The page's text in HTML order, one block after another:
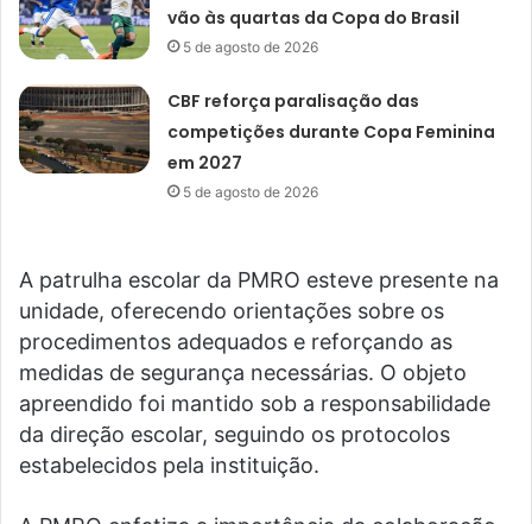
vão às quartas da Copa do Brasil
5 de agosto de 2026
CBF reforça paralisação das
competições durante Copa Feminina
em 2027
5 de agosto de 2026
A patrulha escolar da PMRO esteve presente na
unidade, oferecendo orientações sobre os
procedimentos adequados e reforçando as
medidas de segurança necessárias. O objeto
apreendido foi mantido sob a responsabilidade
da direção escolar, seguindo os protocolos
estabelecidos pela instituição.